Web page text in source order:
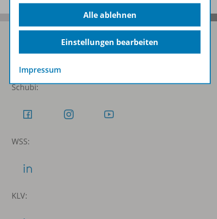
Schubi:
WSS:
KLV:
Alle ablehnen
Einstellungen bearbeiten
Impressum